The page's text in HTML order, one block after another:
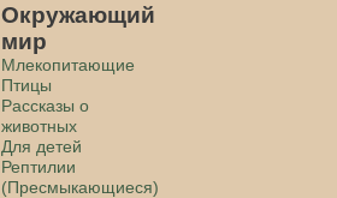
Окружающий
мир
Млекопитающие
Птицы
Рассказы о
животных
Для детей
Рептилии
(Пресмыкающиеся)